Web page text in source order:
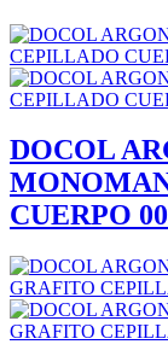
DOCOL
CUERPO